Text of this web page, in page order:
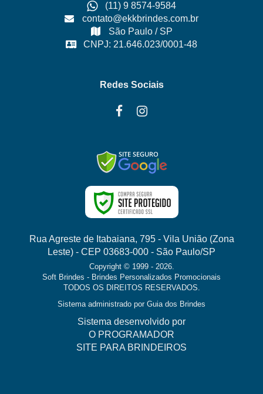
(11) 9 8574-9584
contato@ekkbrindes.com.br
São Paulo / SP
CNPJ: 21.646.023/0001-48
Redes Sociais
Rua Agreste de Itabaiana, 795 - Vila União (Zona
Leste) - CEP 03683-000 - São Paulo/SP
Copyright © 1999 - 2026.
Soft Brindes - Brindes Personalizados Promocionais
TODOS OS DIREITOS RESERVADOS.
Sistema administrado por Guia dos Brindes
Sistema desenvolvido por
O PROGRAMADOR
SITE PARA BRINDEIROS